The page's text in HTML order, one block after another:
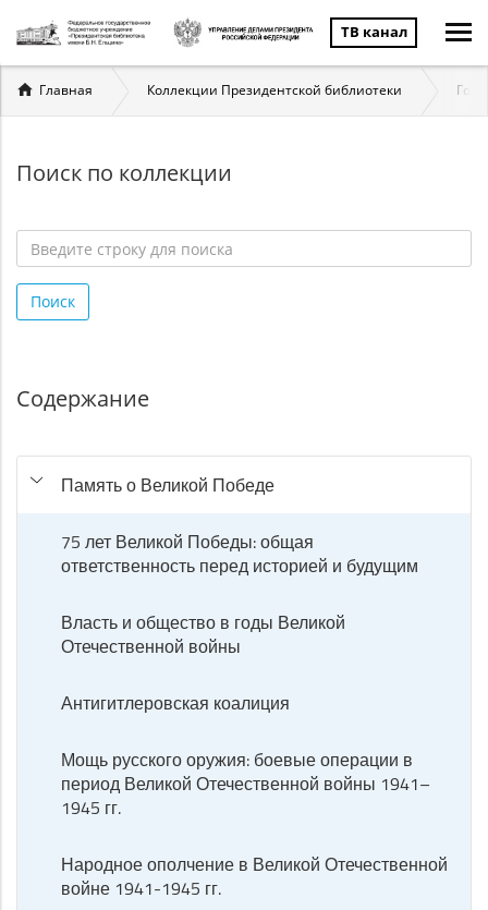
ТВ канал
Вы
здесь
Главная Коллекции Президентской библиотеки
Поиск по коллекции
строку
для
Поиск
Содержание
Память о Великой Победе
75 лет Великой Победы: общая
ответственность перед историей и будущим
Власть и общество в годы Великой
Отечественной войны
Антигитлеровская коалиция
Мощь русского оружия: боевые операции в
период Великой Отечественной войны 1941–
1945 гг.
Народное ополчение в Великой Отечественной
войне 1941-1945 гг.